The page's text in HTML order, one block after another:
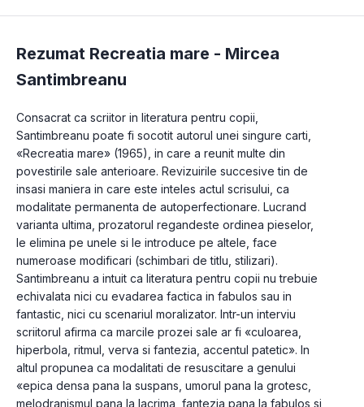
Rezumat Recreatia mare - Mircea
Santimbreanu
Consacrat ca scriitor in literatura pentru copii,
Santimbreanu poate fi socotit autorul unei singure carti,
«Recreatia mare» (1965), in care a reunit multe din
povestirile sale anterioare. Revizuirile succesive tin de
insasi maniera in care este inteles actul scrisului, ca
modalitate permanenta de autoperfectionare. Lucrand
varianta ultima, prozatorul regandeste ordinea pieselor,
le elimina pe unele si le introduce pe altele, face
numeroase modificari (schimbari de titlu, stilizari).
Santimbreanu a intuit ca literatura pentru copii nu trebuie
echivalata nici cu evadarea factica in fabulos sau in
fantastic, nici cu scenariul moralizator. Intr-un interviu
scriitorul afirma ca marcile prozei sale ar fi «culoarea,
hiperbola, ritmul, verva si fantezia, accentul patetic». In
altul propunea ca modalitati de resuscitare a genului
«epica densa pana la suspans, umorul pana la grotesc,
melodranismul pana la lacrima, fantezia pana la fabulos si